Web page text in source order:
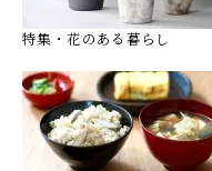
特集・花のある暮らし